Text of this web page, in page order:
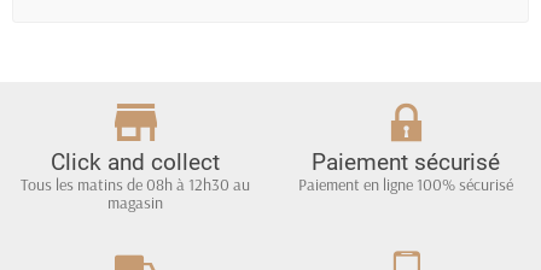
Click and collect
Tous les matins de 08h à 12h30 au
magasin
Paiement sécurisé
Paiement en ligne 100% sécurisé